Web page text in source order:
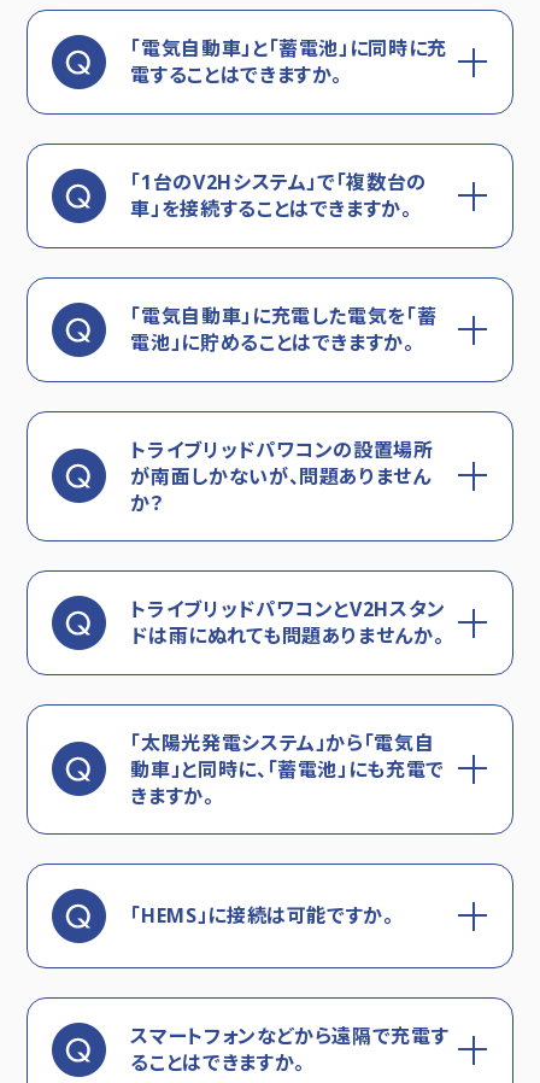
「電気自動車」と「蓄電池」に同時に充
電することはできますか。
「1台のV2Hシステム」で「複数台の
車」を接続することはできますか。
「電気自動車」に充電した電気を「蓄
電池」に貯めることはできますか。
トライブリッドパワコンの設置場所
が南面しかないが、問題ありません
か？
トライブリッドパワコンとV2Hスタン
ドは雨にぬれても問題ありませんか。
「太陽光発電システム」から「電気自
動車」と同時に、「蓄電池」にも充電で
きますか。
「HEMS」に接続は可能ですか。
スマートフォンなどから遠隔で充電す
ることはできますか。